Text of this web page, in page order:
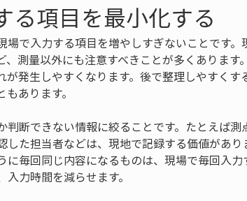
る項目を最小化する
で入力する項目を増やしすぎないことです
測量以外にも注意すべきことが多くあります
発生しやすくなります。後で整理しやすくす
あります。
断できない情報に絞ることです。たとえば
した担当者などは、現地で記録する価値があ
に毎回同じ内容になるものは、現場で毎回入
力時間を減らせます。